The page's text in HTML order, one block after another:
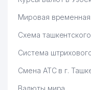
Мировая
Схема
Система
Смена АТС в г.
Валюты мира